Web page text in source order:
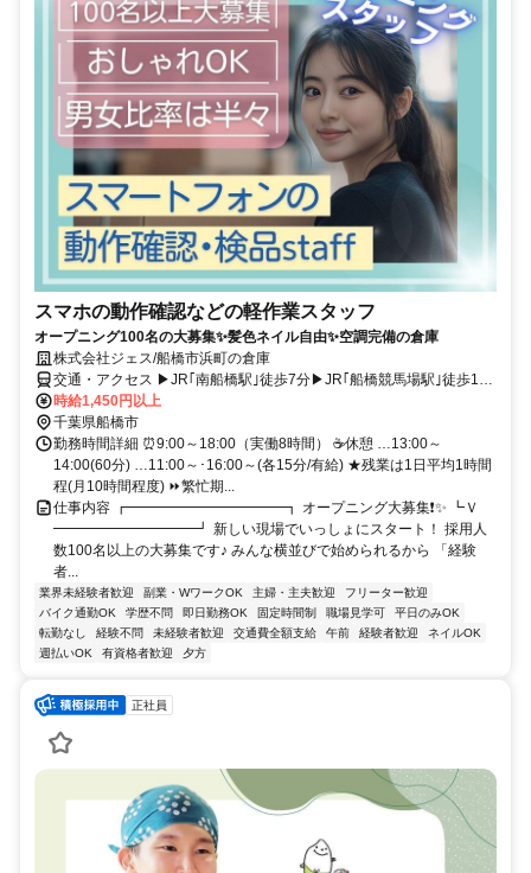
スマホの動作確認などの軽作業スタッフ
オープニング100名の大募集✨髪色ネイル自由✨空調完備の倉庫
株式会社ジェス/船橋市浜町の倉庫
交通・アクセス ▶JR｢南船橋駅｣徒歩7分▶JR｢船橋競馬場駅｣徒歩18
分▶バイク･自転車通勤OK▶交通費支給
時給1,450円以上
千葉県船橋市
勤務時間詳細 ⏰9:00～18:00（実働8時間） ☕休憩 …13:00～
14:00(60分) …11:00～･16:00～(各15分/有給) ★残業は1日平均1時間
程(月10時間程度) ⏩繁忙期...
仕事内容 ┏━━━━━━━━━━━┓ オープニング大募集❗✨ ┗Ｖ
━━━━━━━━━━┛ 新しい現場でいっしょにスタート！ 採用人
数100名以上の大募集です♪ みんな横並びで始められるから 「経験
者...
業界未経験者歓迎 副業・WワークOK 主婦・主夫歓迎
フリーター歓迎
バイク通勤OK
学歴不問 即日勤務OK 固定時間制 職場見学可
平日のみOK
転勤なし
経験不問 未経験者歓迎 交通費全額支給 午前 経験者歓迎
ネイルOK
週払いOK
有資格者歓迎 夕方
正社員